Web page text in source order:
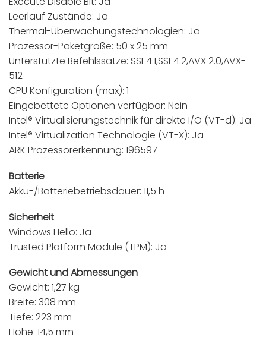
Leerlauf Zustände: Ja
Thermal-Überwachungstechnologien: Ja
Prozessor-Paketgröße: 50 x 25 mm
Unterstützte Befehlssätze: SSE4.1,SSE4.2,AVX 2.0,AVX-
512
CPU Konfiguration (max): 1
Eingebettete Optionen verfügbar: Nein
Intel® Virtualisierungstechnik für direkte I/O (VT-d): Ja
Intel® Virtualization Technologie (VT-X): Ja
ARK Prozessorerkennung: 196597
Batterie
Akku-/Batteriebetriebsdauer: 11,5 h
Sicherheit
Windows Hello: Ja
Trusted Platform Module (TPM): Ja
Gewicht und Abmessungen
Gewicht: 1,27 kg
Breite: 308 mm
Tiefe: 223 mm
Höhe: 14,5 mm